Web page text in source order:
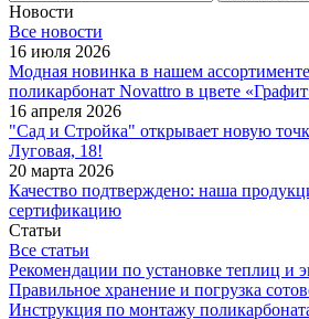
Новости
Все новости
16 июля 2026
Модная новинка в нашем
поликарбонат Novattro в цвете
16 апреля 2026
"Сад и Стройка" открывает новую
Луговая, 18!
20 марта 2026
Качество подтверждено: наша
сертификацию
Статьи
Все статьи
Рекомендации по установке теплиц и
Правильное хранение и погрузка
Инструкция по монтажу